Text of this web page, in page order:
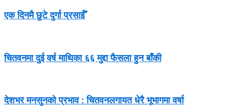
एक दिनमै छुटे दुर्गा प्रसाईँ
चितवनमा दुई वर्ष माथिका ६६ मुद्दा फैसला हुन बाँकी
देशभर मनसुनको प्रभाव : चितवनलगायत धेरै भूभागमा वर्षा